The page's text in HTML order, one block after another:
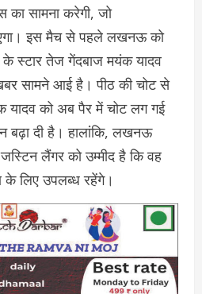
का सामना करेगी, जो
इस मैच से पहले लखनऊ को
स्टार तेज गेंदबाज मयंक यादव
सामने आई है। पीठ की चोट से
यादव को अब पैर में चोट लग गई
दी है। हालांकि, लखनऊ
लैंगर को उम्मीद है कि वह
लिए उपलब्ध रहेंगे।